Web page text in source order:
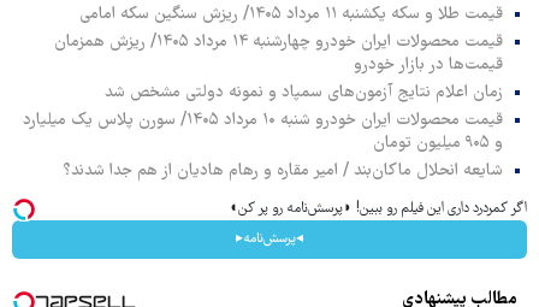
قیمت طلا و سکه یکشنبه ۱۱ مرداد ۱۴۰۵/ ریزش سنگین سکه امامی
قیمت محصولات ایران خودرو چهارشنبه ۱۴ مرداد ۱۴۰۵/ ریزش همزمان
قیمت‌ها در بازار خودرو
زمان اعلام نتایج آزمون‌های سمپاد و نمونه دولتی مشخص شد
قیمت محصولات ایران خودرو شنبه ۱۰ مرداد ۱۴۰۵/ سورن پلاس یک میلیارد
و ۹۰۵ میلیون تومان
شایعه انحلال ماکان‌بند / امیر مقاره و رهام هادیان از هم جدا شدند؟
اگر کمردرد داری این فیلم رو ببین! ◗پرسش‌نامه رو پر کن◖
◂پرسش‌نامه▸
مطالب پیشنهادی